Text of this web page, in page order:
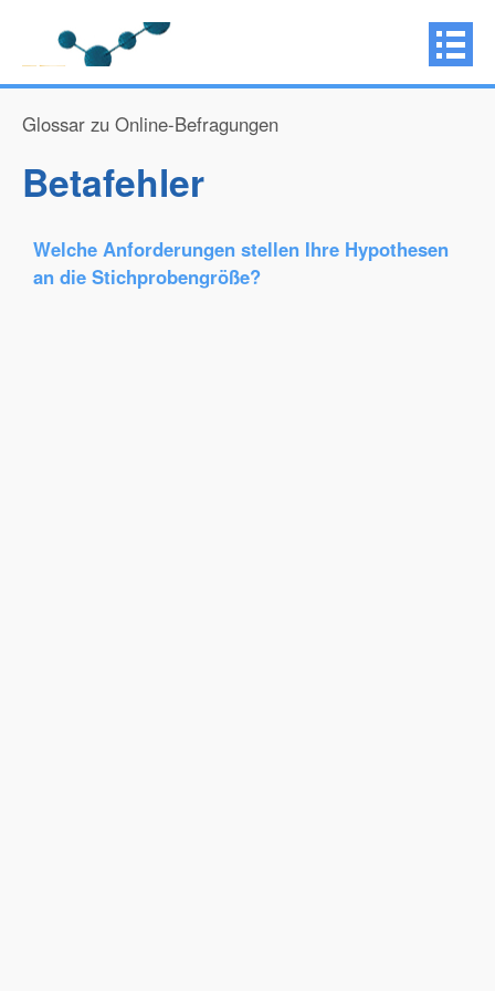
Glossar zu Online-Befragungen
Betafehler
Welche Anforderungen stellen Ihre Hypothesen
an die Stichprobengröße?